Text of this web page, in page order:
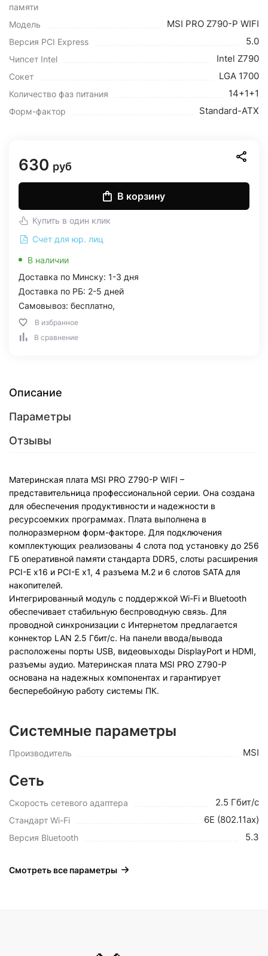
памяти
Модель MSI PRO Z790-P WIFI
Версия PCI Express 5.0
Чипсет Intel Intel Z790
Сокет LGA 1700
Количество фаз питания 14+1+1
Форм-фактор Standard-ATX
630 руб
В корзину
Купить в один клик
Счет для юр. лиц
В наличии
Доставка по Минску: 1-3 дня
Доставка по РБ: 2-5 дней
Самовывоз: бесплатно,
В избранное
В сравнение
Описание
Параметры
Отзывы
Материнская плата MSI PRO Z790-P WIFI –
представительница профессиональной серии. Она создана
для обеспечения продуктивности и надежности в
ресурсоемких программах. Плата выполнена в
полноразмерном форм-факторе. Для подключения
комплектующих реализованы 4 слота под установку до 256
ГБ оперативной памяти стандарта DDR5, слоты расширения
PCI-E x16 и PCI-E x1, 4 разъема M.2 и 6 слотов SATA для
накопителей.
Интегрированный модуль с поддержкой Wi-Fi и Bluetooth
обеспечивает стабильную беспроводную связь. Для
проводной синхронизации с Интернетом предлагается
коннектор LAN 2.5 Гбит/с. На панели ввода/вывода
расположены порты USB, видеовыходы DisplayPort и HDMI,
разъемы аудио. Материнская плата MSI PRO Z790-P
основана на надежных компонентах и гарантирует
бесперебойную работу системы ПК.
Системные параметры
Производитель MSI
Сеть
Скорость сетевого адаптера 2.5 Гбит/с
Стандарт Wi-Fi 6E (802.11ax)
Версия Bluetooth 5.3
Смотреть все параметры